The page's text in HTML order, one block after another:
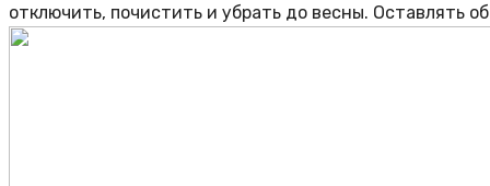
отключить, почистить и убрать до весны. Оставлять